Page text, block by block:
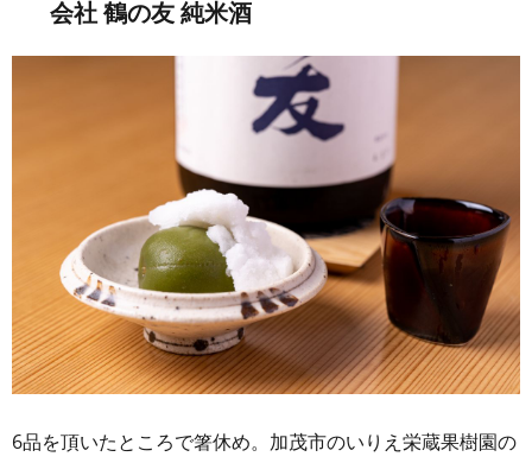
会社 鶴の友 純米酒
6品を頂いたところで箸休め。加茂市のいりえ栄蔵果樹園の